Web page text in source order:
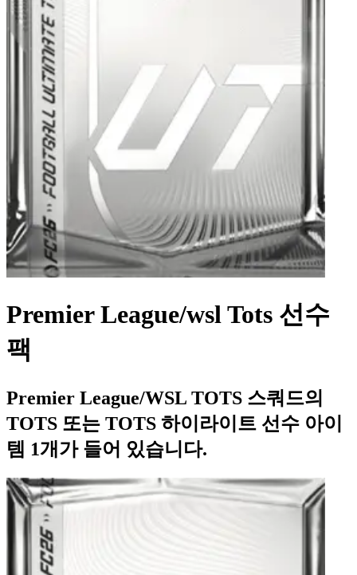
Premier League/wsl Tots 선수
팩
Premier League/WSL TOTS 스쿼드의
TOTS 또는 TOTS 하이라이트 선수 아이
템 1개가 들어 있습니다.